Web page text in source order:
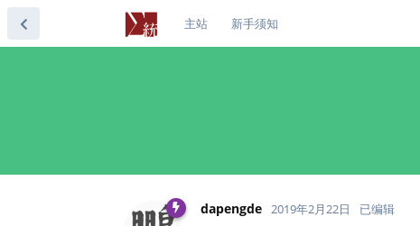
主站 新手须知
dapengde 2019年2月22日 已编辑